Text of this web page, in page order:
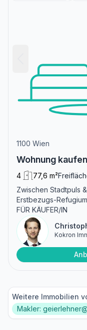
1100 Wien
Wohnung
4 77,6 m²
Zwischen Stadtpuls
Erstbezugs-Refugium
FÜR KÄUFER/IN
Kokron
Weitere Immobilien
Makler: